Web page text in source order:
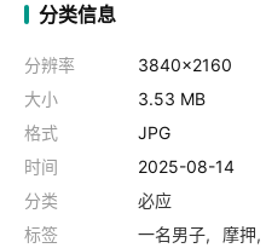
分类信息
分辨率
3840x2160
大小
3.53 MB
格式
JPG
时间
2025-08-14
分类
必应
标签
一名男子 摩押